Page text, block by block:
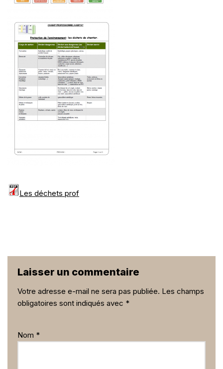
Les déchets prof
Laisser un commentaire
Votre adresse e-mail ne sera pas publiée. Les champs
obligatoires sont indiqués avec *
Nom *